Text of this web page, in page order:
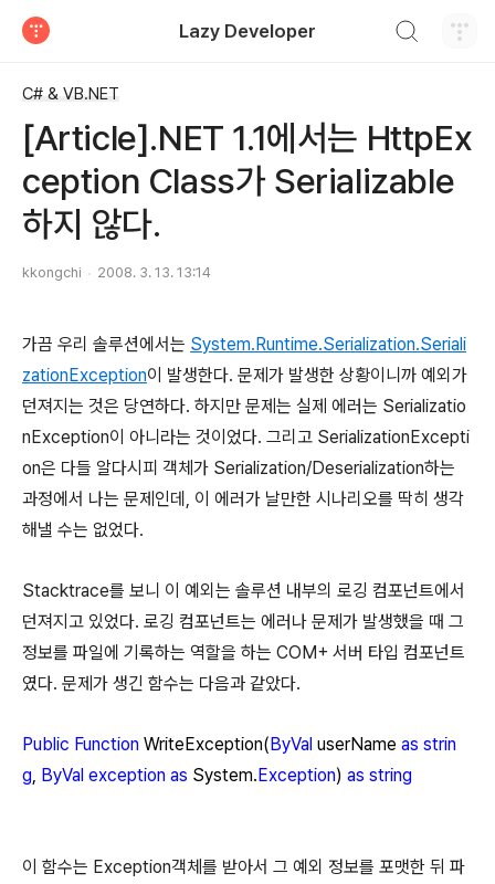
Lazy Developer
C# & VB.NET
[Article].NET 1.1에서는 HttpEx
ception Class가 Serializable
하지 않다.
kkongchi 2008. 3. 13. 13:14
가끔 우리 솔루션에서는 System.Runtime.Serialization.Seriali
zationException이 발생한다. 문제가 발생한 상황이니까 예외가
던져지는 것은 당연하다. 하지만 문제는 실제 에러는 Serializatio
nException이 아니라는 것이었다. 그리고 SerializationExcepti
on은 다들 알다시피 객체가 Serialization/Deserialization하는
과정에서 나는 문제인데, 이 에러가 날만한 시나리오를 딱히 생각
해낼 수는 없었다.
Stacktrace를 보니 이 예외는 솔루션 내부의 로깅 컴포넌트에서
던져지고 있었다. 로깅 컴포넌트는 에러나 문제가 발생했을 때 그
정보를 파일에 기록하는 역할을 하는 COM+ 서버 타입 컴포넌트
였다. 문제가 생긴 함수는 다음과 같았다.
Public Function WriteException(ByVal userName as strin
g, ByVal exception as System.Exception) as string
이 함수는 Exception객체를 받아서 그 예외 정보를 포맷한 뒤 파